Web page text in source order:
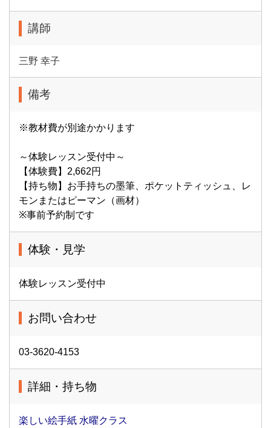
講師
三野 幸子
備考
※教材費が別途かかります
～体験レッスン受付中～
【体験費】2,662円
【持ち物】お手持ちの墨筆、ポケットティッシュ、レ
モンまたはピーマン（画材）
※事前予約制です
体験・見学
体験レッスン受付中
お問い合わせ
03-3620-4153
詳細・持ち物
楽しい絵手紙 水曜クラス